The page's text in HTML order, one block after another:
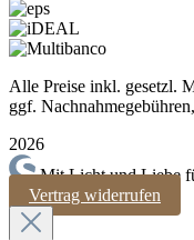
Alle Preise inkl. gesetzl.
ggf.
2026
Mit Licht und Liebe
Vertrag widerrufen